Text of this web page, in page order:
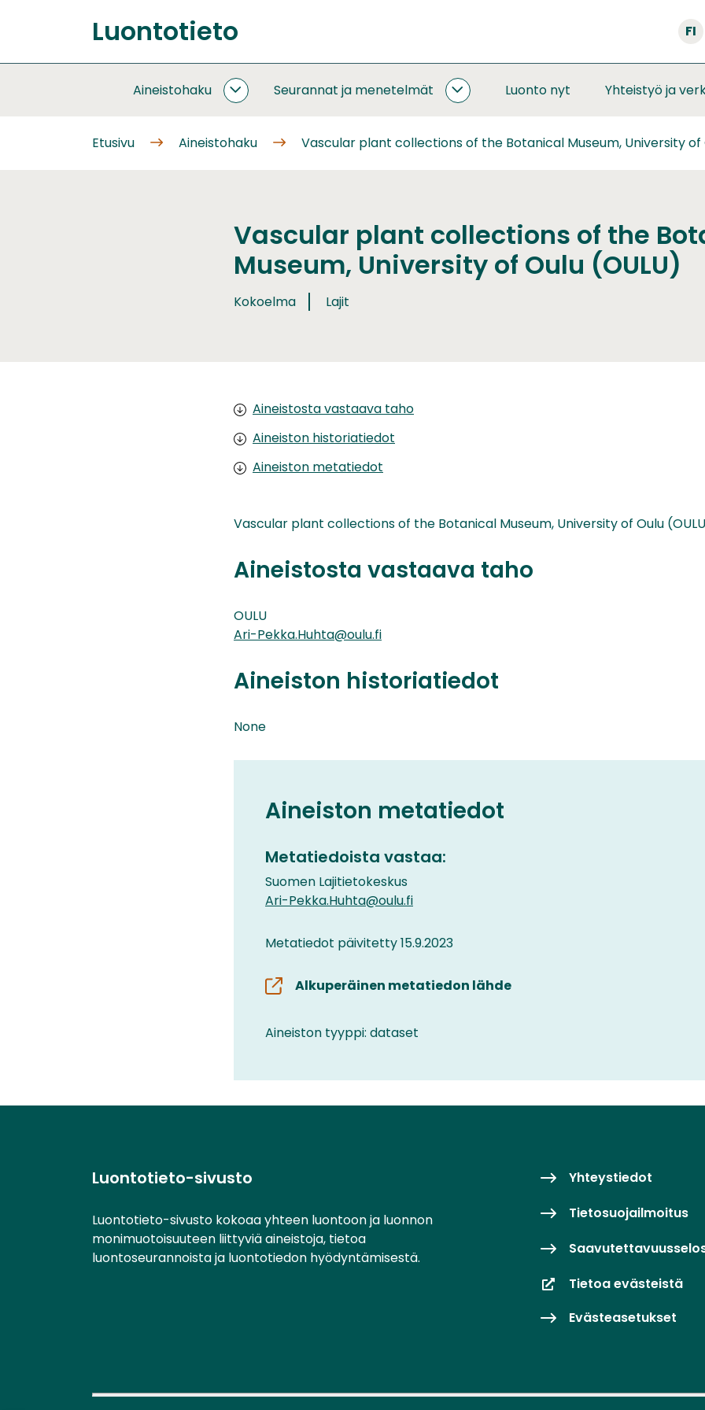
sisältöön
Etusivu
Luontotieto FI
Aineistohaku
AINEISTOHAKU
Seurannat ja menetelmät
SEURANNAT
ALASIVUT
Luonto nyt Yhteistyö ja
Etusivu Aineistohaku Vascular plant collections of the Botanical Museum, University of
Vascular plant collections of the
Museum, University of Oulu (OULU)
Kokoelma Lajit
Aineistosta vastaava taho
Aineiston historiatiedot
Aineiston metatiedot
Vascular plant collections of the Botanical Museum, University of Oulu
Aineistosta vastaava taho
OULU
Ari-Pekka.Huhta@oulu.fi
Aineiston historiatiedot
None
Aineiston metatiedot
Metatiedoista vastaa:
Suomen Lajitietokeskus
Ari-Pekka.Huhta@oulu.fi
Metatiedot päivitetty 15.9.2023
Alkuperäinen metatiedon lähde
Aineiston tyyppi: dataset
Luontotieto-sivusto
Luontotieto-sivusto kokoaa yhteen luontoon ja luonnon
monimuotoisuuteen liittyviä aineistoja, tietoa
luontoseurannoista ja luontotiedon hyödyntämisestä.
Yhteystiedot
Tietosuojailmoitus
Tietoa evästeistä
Evästeasetukset